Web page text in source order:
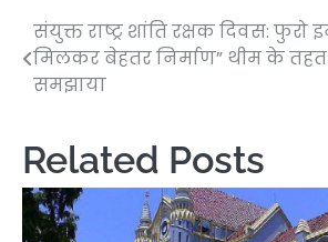
Post
navigation
संयुक्त राष्ट्र शांति रक्षक दिवस:
मिलकर बेहतर निर्माण” थीम के तहत
समझाया
Related Posts